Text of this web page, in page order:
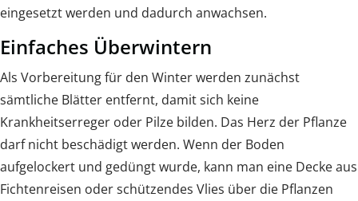
eingesetzt werden und dadurch anwachsen.
Einfaches Überwintern
Als Vorbereitung für den Winter werden zunächst
sämtliche Blätter entfernt, damit sich keine
Krankheitserreger oder Pilze bilden. Das Herz der Pflanze
darf nicht beschädigt werden. Wenn der Boden
aufgelockert und gedüngt wurde, kann man eine Decke aus
Fichtenreisen oder schützendes Vlies über die Pflanzen